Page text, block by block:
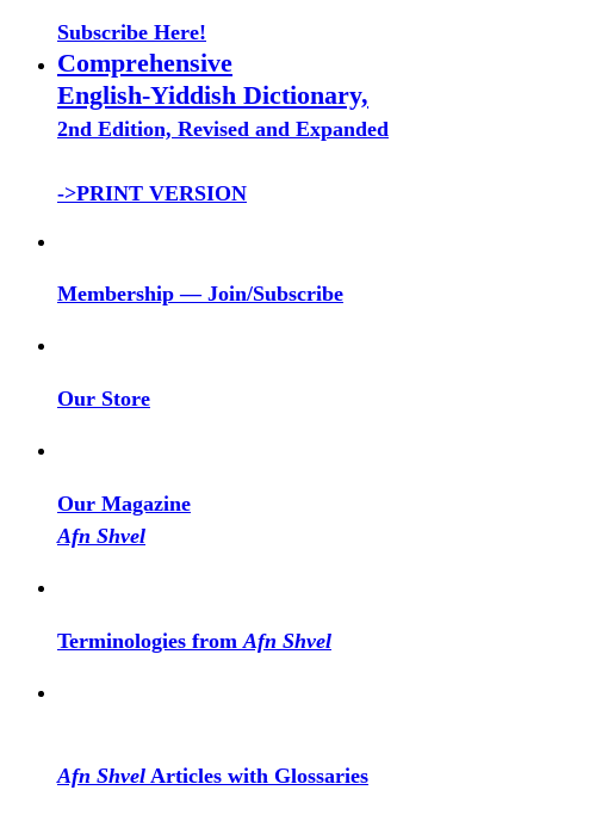
Subscribe Here!
Comprehensive
English-Yiddish Dictionary,
2nd Edition, Revised and Expanded
->PRINT VERSION
Membership — Join/Subscribe
Our Store
Our Magazine
Afn Shvel
Terminologies from Afn Shvel
Afn Shvel Articles with Glossaries